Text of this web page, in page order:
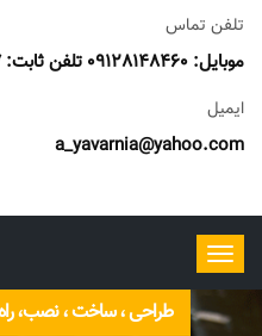
تلفن تماس
موبایل: 09128148460 تلفن ثابت: 38673087 051
ایمیل
a_yavarnia@yahoo.com
ناوبری
را
تغییر
طراحی ، ساخت ، نصب، راه